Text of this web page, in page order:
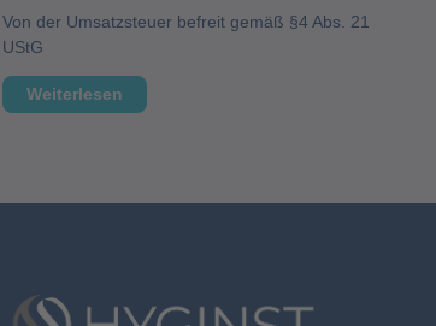
Von der Umsatzsteuer befreit gemäß §4 Abs. 21
UStG
Weiterlesen